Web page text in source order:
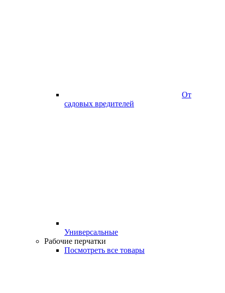
От
садовых вредителей
Универсальные
Рабочие перчатки
Посмотреть все товары